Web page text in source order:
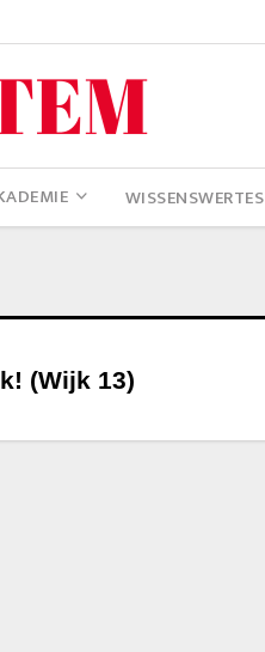
WISSENSWERTES
(Wijk 13)